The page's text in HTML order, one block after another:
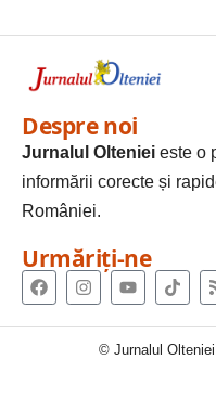
Despre noi
Jurnalul Olteniei este o
informării corecte și
României.
Urmăriți-ne
© Jurnalul